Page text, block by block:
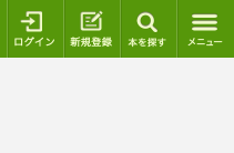
ログイン 新規登録